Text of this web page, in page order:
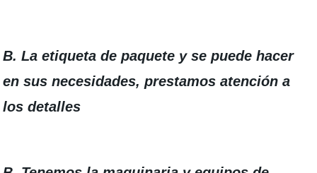
B. La etiqueta de paquete y se puede hacer
en sus necesidades, prestamos atención a
los detalles